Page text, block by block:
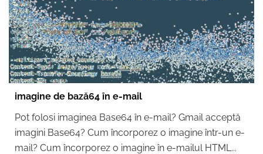
imagine de bază64 în e-mail
Pot folosi imaginea Base64 în e-mail? Gmail acceptă
imagini Base64? Cum încorporez o imagine într-un e-
mail? Cum încorporez o imagine în e-mailul HTML...